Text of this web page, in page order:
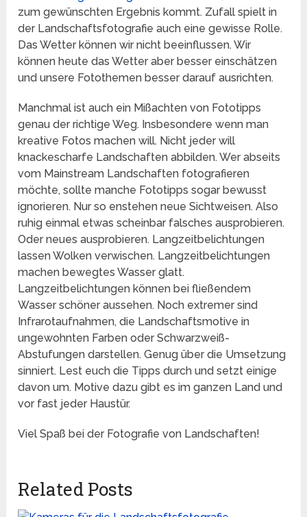
zum gewünschten Ergebnis kommt. Zufall spielt in
der Landschaftsfotografie auch eine gewisse Rolle.
Das Wetter können wir nicht beeinflussen. Wir
können heute das Wetter aber besser einschätzen
und unsere Fotothemen besser darauf ausrichten.
Manchmal ist auch ein Mißachten von Fototipps
genau der richtige Weg. Insbesondere wenn man
kreative Fotos machen will. Nicht jeder will
knackescharfe Landschaften abbilden. Wer abseits
vom Mainstream Landschaften fotografieren
möchte, sollte manche Fototipps sogar bewusst
ignorieren. Nur so enstehen neue Sichtweisen. Also
ruhig einmal etwas scheinbar falsches ausprobieren.
Oder neues ausprobieren. Langzeitbelichtungen
lassen Wolken verwischen. Langzeitbelichtungen
machen bewegtes Wasser glatt.
Langzeitbelichtungen können bei fließendem
Wasser schöner aussehen. Noch extremer sind
Infrarotaufnahmen, die Landschaftsmotive in
ungewohnten Farben oder Schwarzweiß-
Abstufungen darstellen. Genug über die Umsetzung
sinniert. Lest euch die Tipps durch und setzt einige
davon um. Motive dazu gibt es im ganzen Land und
vor fast jeder Haustür.
Viel Spaß bei der Fotografie von Landschaften!
Related Posts